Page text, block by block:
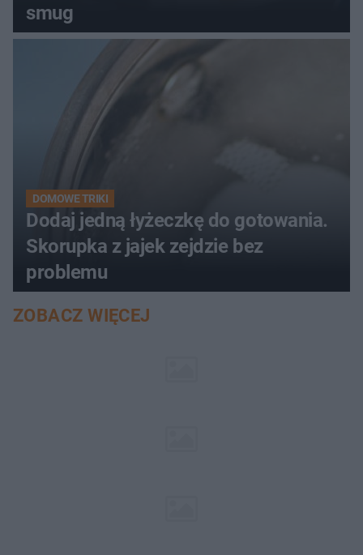
smug
DOMOWE TRIKI
Dodaj jedną łyżeczkę do gotowania.
Skorupka z jajek zejdzie bez
problemu
ZOBACZ WIĘCEJ